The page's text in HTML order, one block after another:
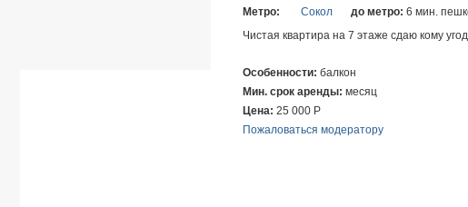
Метро:
Сокол до метро: 6 мин.
Чистая квартира на 7 этаже сдаю кому
Особенности: балкон
Мин. срок аренды: месяц
Цена: 25 000 Р
Пожаловаться модератору